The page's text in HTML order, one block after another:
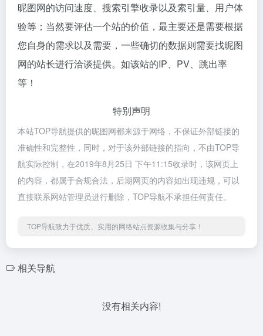
昵图网的访问速度、搜索引擎收录以及索引量、用户体
验等；当然要评估一个站的价值，最主要还是需要根据
您自身的需求以及需要，一些确切的数据则需要找昵图
网的站长进行洽谈提供。如该站的IP、PV、跳出率
等！
特别声明
本站TOP导航提供的昵图网都来源于网络，不保证外部链接的
准确性和完整性，同时，对于该外部链接的指向，不由TOP导
航实际控制，在2019年8月25日 下午11:15收录时，该网页上
的内容，都属于合规合法，后期网页的内容如出现违规，可以
直接联系网站管理员进行删除，TOP导航不承担任何责任。
TOP导航致力于优质、实用的网络站点资源收集与分享！
相关导航
没有相关内容!